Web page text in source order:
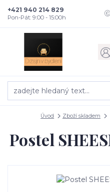
+421 940 214 829
Pon-Pát: 9:00 - 15:00h
Úvod Zboží skladem
Postel